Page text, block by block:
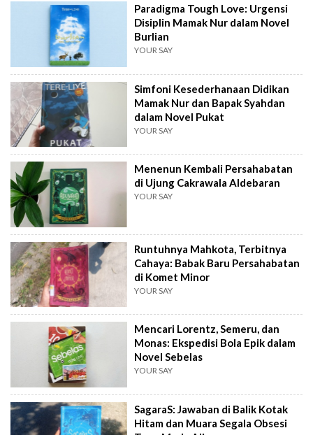
Paradigma Tough Love: Urgensi
Disiplin Mamak Nur dalam Novel
Burlian
YOUR SAY
Simfoni Kesederhanaan Didikan
Mamak Nur dan Bapak Syahdan
dalam Novel Pukat
YOUR SAY
Menenun Kembali Persahabatan
di Ujung Cakrawala Aldebaran
YOUR SAY
Runtuhnya Mahkota, Terbitnya
Cahaya: Babak Baru Persahabatan
di Komet Minor
YOUR SAY
Mencari Lorentz, Semeru, dan
Monas: Ekspedisi Bola Epik dalam
Novel Sebelas
YOUR SAY
SagaraS: Jawaban di Balik Kotak
Hitam dan Muara Segala Obsesi